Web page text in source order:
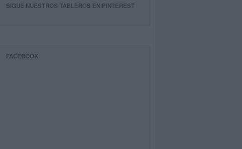
SIGUE NUESTROS TABLEROS EN PINTEREST
FACEBOOK